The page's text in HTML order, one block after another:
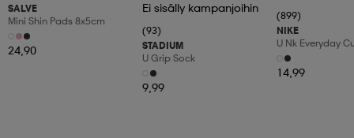
SALVE
Mini Shin Pads 8x5cm
24,90
Ei sisälly kampanjoihin
(93)
STADIUM
U Grip Sock
9,99
(899)
NIKE
U Nk Everyday
3pr
14,99